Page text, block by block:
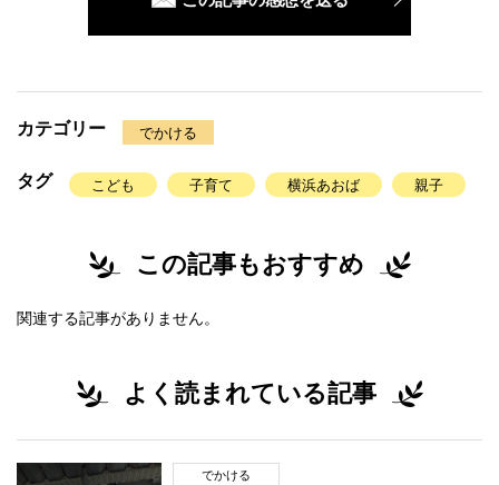
カテゴリー でかける
タグ こども 子育て 横浜あおば 親子
この記事もおすすめ
関連する記事がありません。
よく読まれている記事
でかける